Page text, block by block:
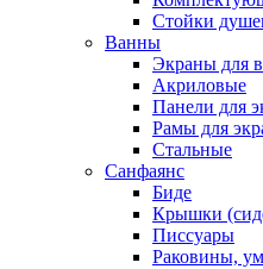
Стойки
Ванны
Экраны для
Акриловые
Панели для
Рамы для
Стальные
Санфаянс
Биде
Крышки
Писсуары
Раковины,